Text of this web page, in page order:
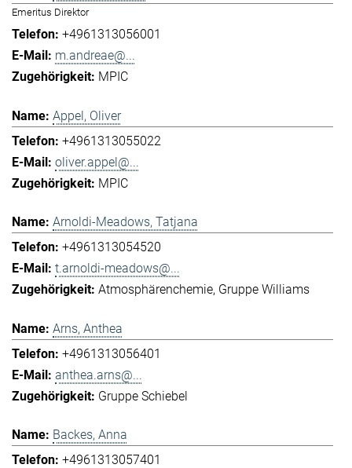
Emeritus Direktor
+4961313056001
m.andreae@...
MPIC
Appel, Oliver
+4961313055022
oliver.appel@...
MPIC
Arnoldi-Meadows, Tatjana
+4961313054520
t.arnoldi-meadows@...
Atmosphärenchemie Gruppe Williams
Arns, Anthea
+4961313056401
anthea.arns@...
Gruppe Schiebel
Backes, Anna
+4961313057401